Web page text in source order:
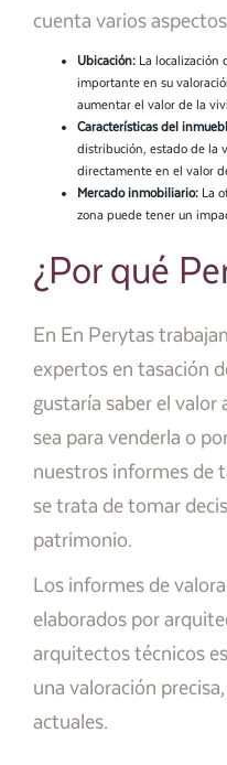
cuenta varios
Ubicación: La localización
importante en su
aumentar el valor de la
Características del
distribución, estado de la
directamente en el valor
Mercado inmobiliario: La
zona puede tener un
¿Por qué
En En Perytas
expertos en tasación
gustaría saber el
sea para venderla o
nuestros informes de
se trata de tomar
patrimonio.
Los informes de
elaborados por
arquitectos técnicos
una valoración
actuales.